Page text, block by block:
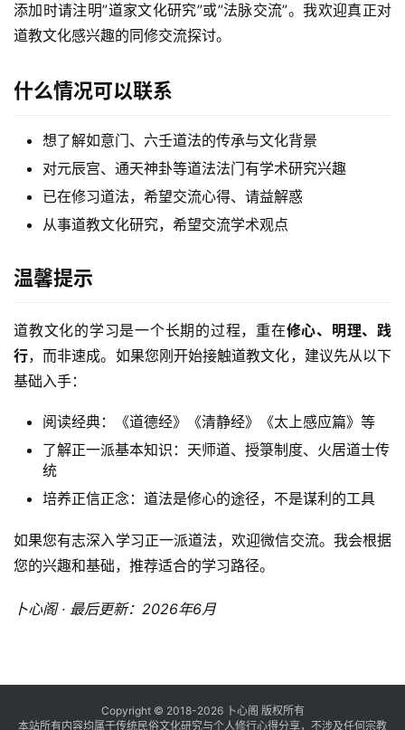
添加时请注明”道家文化研究”或”法脉交流”。我欢迎真正对
道教文化感兴趣的同修交流探讨。
什么情况可以联系
想了解如意门、六壬道法的传承与文化背景
对元辰宫、通天神卦等道法法门有学术研究兴趣
已在修习道法，希望交流心得、请益解惑
从事道教文化研究，希望交流学术观点
温馨提示
道教文化的学习是一个长期的过程，重在修心、明理、践
行，而非速成。如果您刚开始接触道教文化，建议先从以下
基础入手：
阅读经典：《道德经》《清静经》《太上感应篇》等
了解正一派基本知识：天师道、授箓制度、火居道士传
统
培养正信正念：道法是修心的途径，不是谋利的工具
如果您有志深入学习正一派道法，欢迎微信交流。我会根据
您的兴趣和基础，推荐适合的学习路径。
卜心阁 · 最后更新：2026年6月
Copyright © 2018-2026 卜心阁 版权所有
本站所有内容均属于传统民俗文化研究与个人修行心得分享，不涉及任何宗教